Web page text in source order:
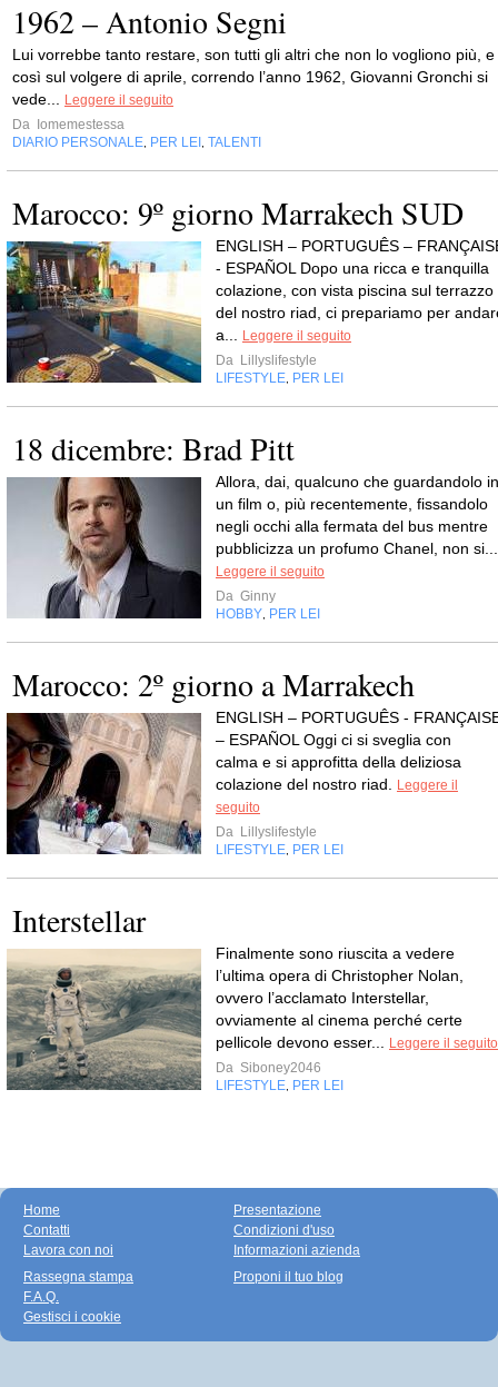
1962 – Antonio Segni
Lui vorrebbe tanto restare, son tutti gli altri che non lo vogliono più, e
così sul volgere di aprile, correndo l’anno 1962, Giovanni Gronchi si
vede...
Leggere il seguito
Da
Iomemestessa
DIARIO PERSONALE PER LEI TALENTI
Marocco: 9º giorno Marrakech SUD
ENGLISH – PORTUGUÊS –
- ESPAÑOL Dopo una ricca e tranquilla
colazione, con vista piscina sul terrazzo
del nostro riad, ci prepariamo per
a...
Leggere il seguito
Da Lillyslifestyle
LIFESTYLE PER LEI
18 dicembre: Brad Pitt
Allora, dai, qualcuno che guardandolo in
un film o, più recentemente, fissandolo
negli occhi alla fermata del bus mentre
pubblicizza un profumo Chanel, non si...
Leggere il seguito
Da Ginny
HOBBY PER LEI
Marocco: 2º giorno a Marrakech
ENGLISH – PORTUGUÊS -
– ESPAÑOL Oggi ci si sveglia con
calma e si approfitta della deliziosa
colazione del nostro riad.
Leggere il
seguito
Da Lillyslifestyle
LIFESTYLE PER LEI
Interstellar
Finalmente sono riuscita a vedere
l’ultima opera di Christopher Nolan,
ovvero l’acclamato Interstellar,
ovviamente al cinema perché certe
pellicole devono esser...
Leggere il seguito
Da Siboney2046
LIFESTYLE PER LEI
Home
Contatti
Lavora con noi
Presentazione
Condizioni d'uso
Informazioni azienda
Rassegna stampa
F.A.Q.
Gestisci i cookie
Proponi il tuo blog